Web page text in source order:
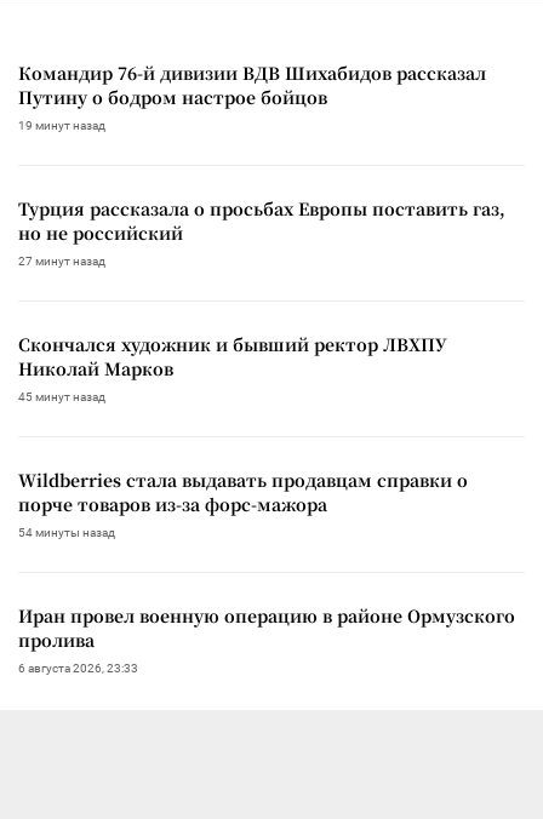
Командир 76-й дивизии ВДВ Шихабидов рассказал
Путину о бодром настрое бойцов
19 минут назад
Турция рассказала о просьбах Европы поставить газ,
но не российский
27 минут назад
Скончался художник и бывший ректор ЛВХПУ
Николай Марков
45 минут назад
Wildberries стала выдавать продавцам справки о
порче товаров из-за форс-мажора
54 минуты назад
Иран провел военную операцию в районе Ормузского
пролива
6 августа 2026, 23:33